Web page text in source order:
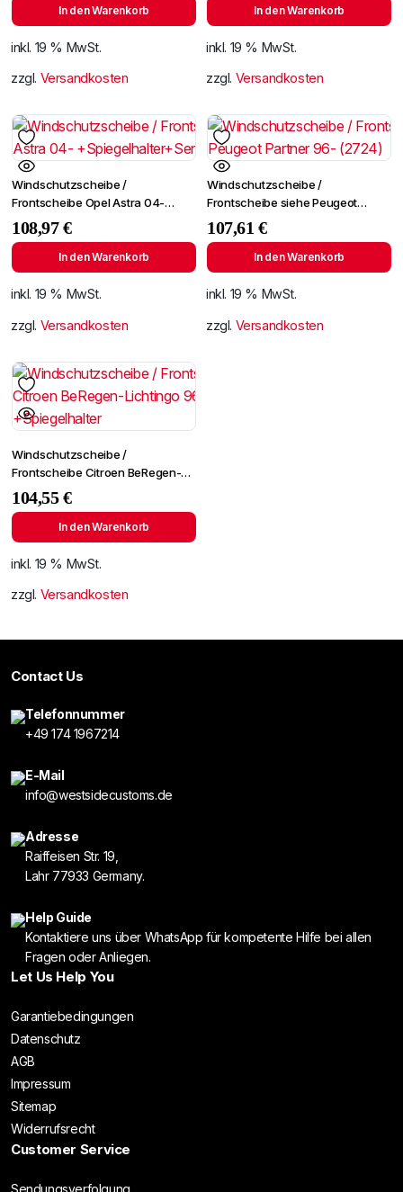
In den Warenkorb
inkl. 19 % MwSt.
zzgl. Versandkosten
In den Warenkorb
inkl. 19 % MwSt.
zzgl. Versandkosten
Windschutzscheibe /
Frontscheibe Opel Astra 04-
+Spiegelhalter+Sensor
108,97€
In den Warenkorb
inkl. 19 % MwSt.
zzgl. Versandkosten
Windschutzscheibe /
Frontscheibe siehe Peugeot
Partner 96- (2724)
107,61€
In den Warenkorb
inkl. 19 % MwSt.
zzgl. Versandkosten
Windschutzscheibe /
Frontscheibe Citroen BeRegen-
Lichtingo 96- +Spiegelhalter
104,55€
In den Warenkorb
inkl. 19 % MwSt.
zzgl. Versandkosten
Contact Us
Telefonnummer
+49 174 1967214
E-Mail
info@westsidecustoms.de
Adresse
Raiffeisen Str. 19,
Lahr 77933 Germany.
Help Guide
Kontaktiere uns über WhatsApp für kompetente Hilfe bei allen
Fragen oder Anliegen.
Let Us Help You
Garantiebedingungen
Datenschutz
AGB
Impressum
Sitemap
Widerrufsrecht
Customer Service